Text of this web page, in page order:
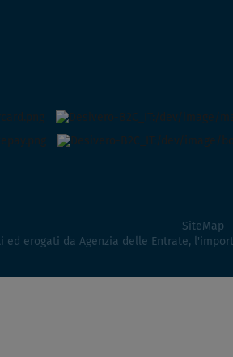
SiteMap
erogati da Agenzia delle Entrate,